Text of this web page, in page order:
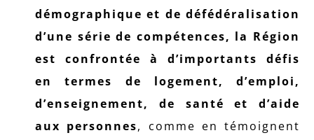
démographique et de défédéralisation
d’une série de compétences, la Région
est confrontée à d’importants défis
en termes de logement, d’emploi,
d’enseignement, de santé et d’aide
aux personnes, comme en témoignent